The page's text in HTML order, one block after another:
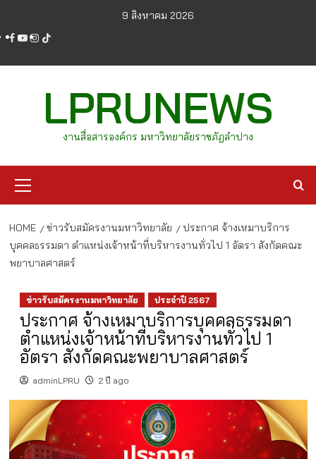
content
9 สิงหาคม 2026
facebook
youtube
instagram
tiktok
LPRUNEWS
งานสื่อสารองค์กร มหาวิทยาลัยราชภัฏลำปาง
Menu
HOME ข่าวรับสมัครงานมหาวิทยาลัย
ประกาศ จ้างเหมาบริการ
บุคคลธรรมดา ตำแหน่งเจ้าหน้าที่บริหารงานทั่วไป 1 อัตรา สังกัดคณะ
พยาบาลศาสตร์
ข่าวรับสมัครงานมหาวิทยาลัย ประจำปี 2567
ประกาศ จ้างเหมาบริการบุคคลธรรมดา
ตำแหน่งเจ้าหน้าที่บริหารงานทั่วไป 1
อัตรา สังกัดคณะพยาบาลศาสตร์
adminLPRU 2 ปี ago